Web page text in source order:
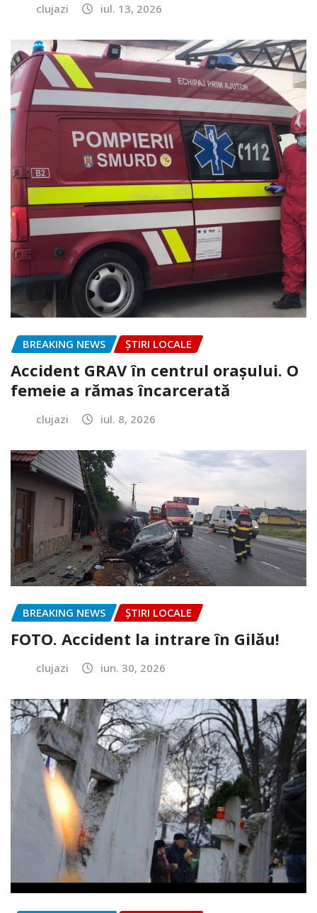
clujazi iul. 13, 2026
BREAKING NEWS ȘTIRI LOCALE
Accident GRAV în centrul orașului. O
femeie a rămas încarcerată
clujazi iul. 8, 2026
BREAKING NEWS ȘTIRI LOCALE
FOTO. Accident la intrare în Gilău!
clujazi iun. 30, 2026